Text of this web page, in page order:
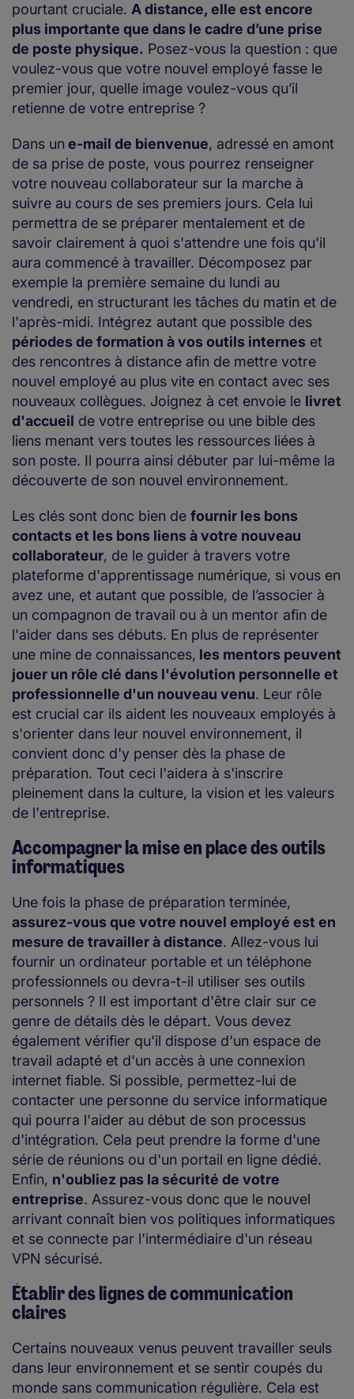
pourtant cruciale. A distance, elle est encore
plus importante que dans le cadre d’une prise
de poste physique. Posez-vous la question : que
voulez-vous que votre nouvel employé fasse le
premier jour, quelle image voulez-vous qu’il
retienne de votre entreprise ?
Dans un e-mail de bienvenue, adressé en amont
de sa prise de poste, vous pourrez renseigner
votre nouveau collaborateur sur la marche à
suivre au cours de ses premiers jours. Cela lui
permettra de se préparer mentalement et de
savoir clairement à quoi s'attendre une fois qu'il
aura commencé à travailler. Décomposez par
exemple la première semaine du lundi au
vendredi, en structurant les tâches du matin et de
l'après-midi. Intégrez autant que possible des
périodes de formation à vos outils internes et
des rencontres à distance afin de mettre votre
nouvel employé au plus vite en contact avec ses
nouveaux collègues. Joignez à cet envoie le livret
d'accueil de votre entreprise ou une bible des
liens menant vers toutes les ressources liées à
son poste. Il pourra ainsi débuter par lui-même la
découverte de son nouvel environnement.
Les clés sont donc bien de fournir les bons
contacts et les bons liens à votre nouveau
collaborateur, de le guider à travers votre
plateforme d'apprentissage numérique, si vous en
avez une, et autant que possible, de l’associer à
un compagnon de travail ou à un mentor afin de
l'aider dans ses débuts. En plus de représenter
une mine de connaissances, les mentors peuvent
jouer un rôle clé dans l'évolution personnelle et
professionnelle d'un nouveau venu. Leur rôle
est crucial car ils aident les nouveaux employés à
s'orienter dans leur nouvel environnement, il
convient donc d'y penser dès la phase de
préparation. Tout ceci l'aidera à s'inscrire
pleinement dans la culture, la vision et les valeurs
de l'entreprise.
Accompagner la mise en place des outils
informatiques
Une fois la phase de préparation terminée,
assurez-vous que votre nouvel employé est en
mesure de travailler à distance. Allez-vous lui
fournir un ordinateur portable et un téléphone
professionnels ou devra-t-il utiliser ses outils
personnels ? Il est important d'être clair sur ce
genre de détails dès le départ. Vous devez
également vérifier qu'il dispose d'un espace de
travail adapté et d'un accès à une connexion
internet fiable. Si possible, permettez-lui de
contacter une personne du service informatique
qui pourra l'aider au début de son processus
d'intégration. Cela peut prendre la forme d'une
série de réunions ou d'un portail en ligne dédié.
Enfin, n'oubliez pas la sécurité de votre
entreprise. Assurez-vous donc que le nouvel
arrivant connaît bien vos politiques informatiques
et se connecte par l'intermédiaire d'un réseau
VPN sécurisé.
Établir des lignes de communication
claires
Certains nouveaux venus peuvent travailler seuls
dans leur environnement et se sentir coupés du
monde sans communication régulière. Cela est